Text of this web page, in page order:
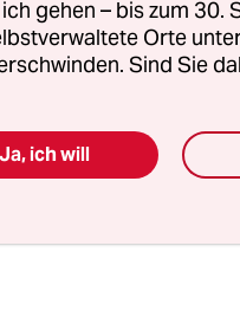
Kundschaft
zur
gehen – bis zum
Orte
Sind Sie
Ja, ich will